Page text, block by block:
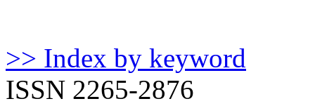
>> Index by keyword
ISSN 2265-2876